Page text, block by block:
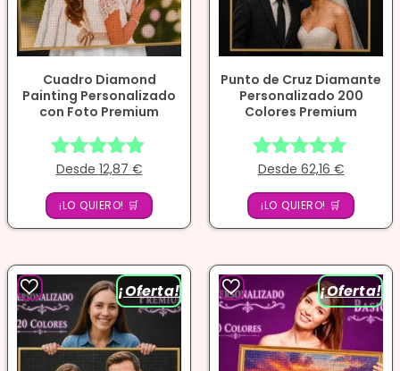
Cuadro Diamond
Painting Personalizado
con Foto Premium
Valorado
con
4.78
de 5
Desde 12,87 €
¡LO QUIERO! 🛒
Punto de Cruz Diamante
Personalizado 200
Colores Premium
Valorado
con
4.86
de 5
Desde 62,16 €
¡LO QUIERO! 🛒
¡Oferta! ¡Oferta!